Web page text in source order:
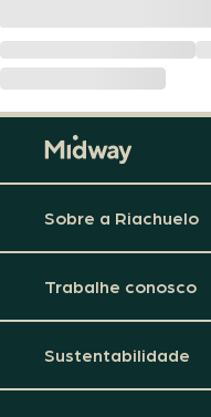
Sobre a Riachuelo
Trabalhe conosco
Sustentabilidade